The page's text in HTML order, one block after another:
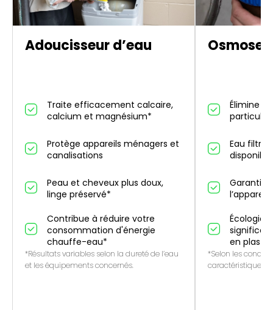
Adoucisseur d’eau
Traite efficacement calcaire,
calcium et magnésium*
Protège appareils ménagers et
canalisations
Peau et cheveux plus doux,
linge préservé*
Contribue à réduire votre
consommation d'énergie
chauffe-eau*
*Résultats variables selon la dureté de l’eau
et les équipements concernés.
Élimine
Eau
Garantie
l’appareil
en
*Selon les
caractéristiques